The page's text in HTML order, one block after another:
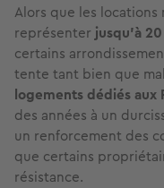
Alors que les
représenter jusqu’à
certains
tente tant bien que
logements dédiés aux
des années à un
un renforcement des
que certains
résistance.